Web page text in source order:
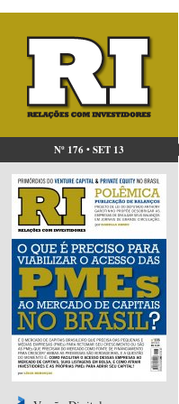
Nº 176 • SET 13